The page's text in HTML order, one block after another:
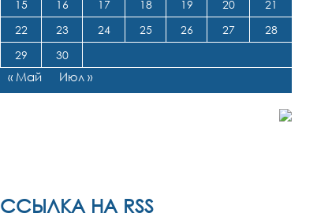
15
16 17 18 19 20
21
22
23 24 25 26 27
28
29
30
« Май Июл »
ССЫЛКА НА RSS